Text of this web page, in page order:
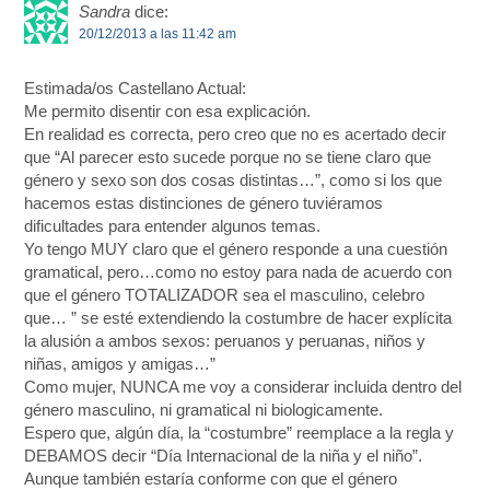
Sandra dice:
20/12/2013 a las 11:42 am
Estimada/os Castellano Actual:
Me permito disentir con esa explicación.
En realidad es correcta, pero creo que no es acertado decir
que “Al parecer esto sucede porque no se tiene claro que
género y sexo son dos cosas distintas…”, como si los que
hacemos estas distinciones de género tuviéramos
dificultades para entender algunos temas.
Yo tengo MUY claro que el género responde a una cuestión
gramatical, pero…como no estoy para nada de acuerdo con
que el género TOTALIZADOR sea el masculino, celebro
que… ” se esté extendiendo la costumbre de hacer explícita
la alusión a ambos sexos: peruanos y peruanas, niños y
niñas, amigos y amigas…”
Como mujer, NUNCA me voy a considerar incluida dentro del
género masculino, ni gramatical ni biologicamente.
Espero que, algún día, la “costumbre” reemplace a la regla y
DEBAMOS decir “Día Internacional de la niña y el niño”.
Aunque también estaría conforme con que el género